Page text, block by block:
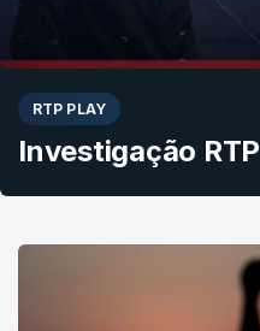
RTP PLAY
Investigação RTP